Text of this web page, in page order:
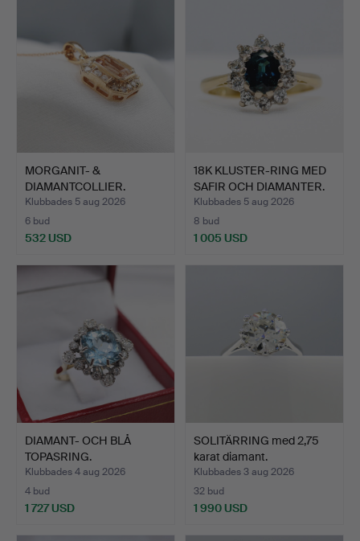
MORGANIT- &
DIAMANTCOLLIER.
Klubbades 5 aug 2026
6 bud
532 USD
18K KLUSTER-RING MED
SAFIR OCH DIAMANTER.
Klubbades 5 aug 2026
8 bud
1 005 USD
DIAMANT- OCH BLÅ
TOPASRING.
Klubbades 4 aug 2026
4 bud
1 727 USD
SOLITÄRRING med 2,75
karat diamant.
Klubbades 3 aug 2026
32 bud
1 990 USD